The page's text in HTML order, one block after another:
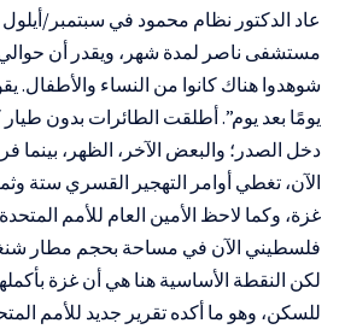
عاد الدكتور نظام محمود في سبتمبر/
مستشفى ناصر لمدة شهر، ويقدر أن حوالي
شوهدوا هناك كانوا من النساء والأطفال.
يومًا بعد يوم”. أطلقت الطائرات بدون
دخل الصدر؛ والبعض الآخر، الظهر، بينما فر
الآن، تغطي أوامر التهجير القسري ستة
غزة، وكما لاحظ الأمين العام للأمم
فلسطيني الآن في مساحة بحجم مطار
لكن النقطة الأساسية هنا هي أن غزة
للسكن، وهو ما أكده تقرير جديد للأمم